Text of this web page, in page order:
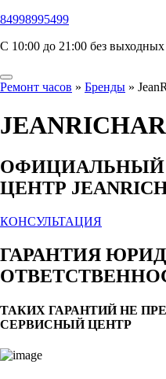
84998995499
С 10:00 до 21:00 без
Ремонт часов » Бренды »
ОФИЦИАЛЬНЫЙ
ЦЕНТР
КОНСУЛЬТАЦИЯ
ГАРАНТИЯ
ТАКИХ ГАРАНТИЙ НЕ
СЕРВИСНЫЙ ЦЕНТР